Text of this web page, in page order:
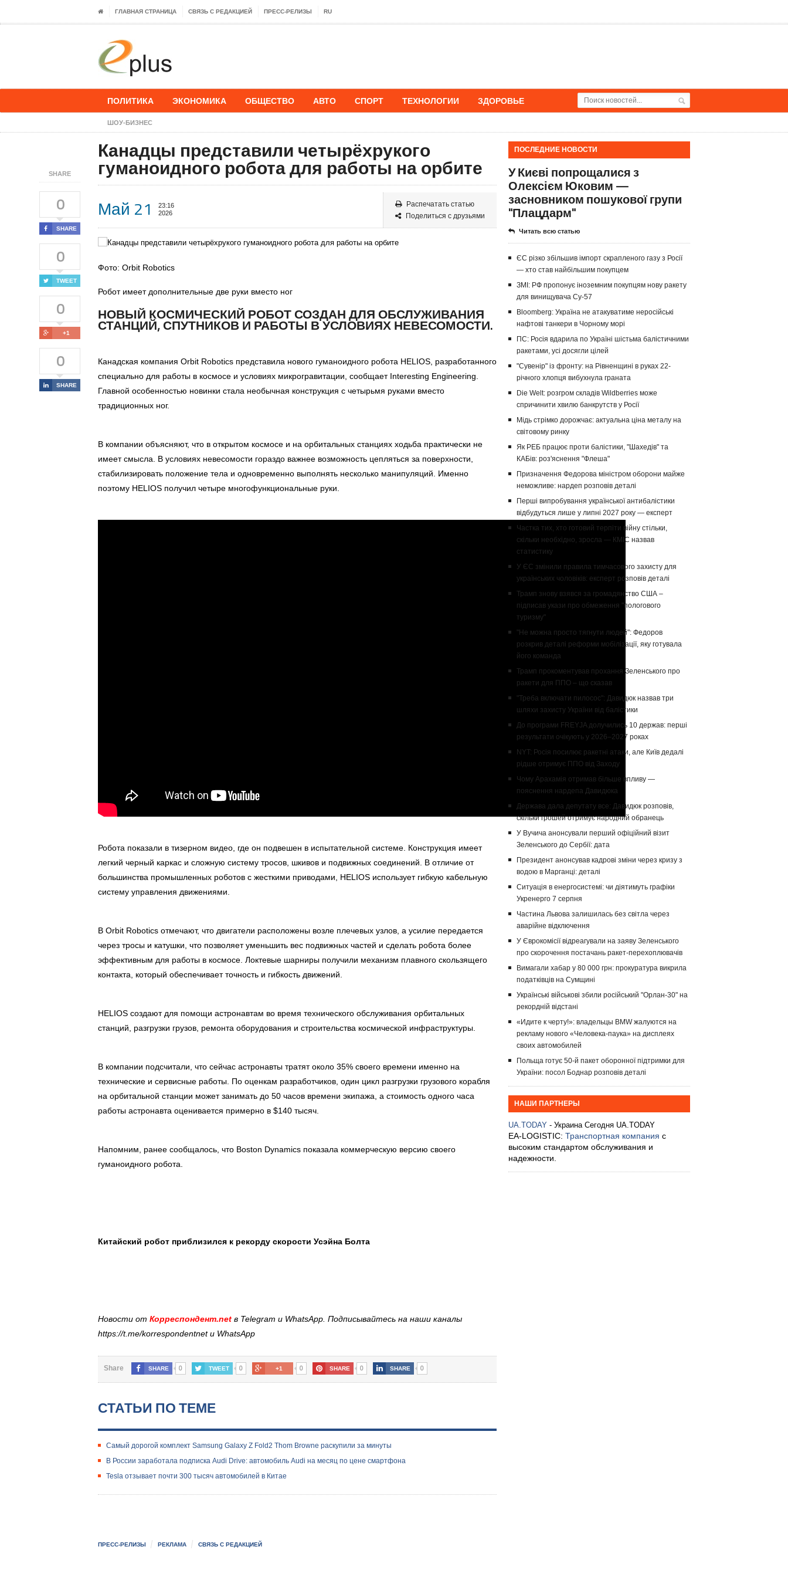
ГЛАВНАЯ СТРАНИЦА СВЯЗЬ С РЕДАКЦИЕЙ ПРЕСС-РЕЛИЗЫ RU
ПОЛИТИКА ЭКОНОМИКА ОБЩЕСТВО АВТО СПОРТ ТЕХНОЛОГИИ ЗДОРОВЬЕ
ШОУ-БИЗНЕС
SHARE
0
SHARE
0
TWEET
0
+1
0
SHARE
Канадцы представили четырёхрукого
гуманоидного робота для работы на орбите
Май 21
23:16
2026
Распечатать статью
Поделиться с друзьями
Фото: Orbit Robotics
Робот имеет дополнительные две руки вместо ног
НОВЫЙ КОСМИЧЕСКИЙ РОБОТ СОЗДАН ДЛЯ ОБСЛУЖИВАНИЯ
СТАНЦИЙ, СПУТНИКОВ И РАБОТЫ В УСЛОВИЯХ НЕВЕСОМОСТИ.
Канадская компания Orbit Robotics представила нового гуманоидного робота HELIOS, разработанного
специально для работы в космосе и условиях микрогравитации, сообщает Interesting Engineering.
Главной особенностью новинки стала необычная конструкция с четырьмя руками вместо
традиционных ног.
В компании объясняют, что в открытом космосе и на орбитальных станциях ходьба практически не
имеет смысла. В условиях невесомости гораздо важнее возможность цепляться за поверхности,
стабилизировать положение тела и одновременно выполнять несколько манипуляций. Именно
поэтому HELIOS получил четыре многофункциональные руки.
Робота показали в тизерном видео, где он подвешен в испытательной системе. Конструкция имеет
легкий черный каркас и сложную систему тросов, шкивов и подвижных соединений. В отличие от
большинства промышленных роботов с жесткими приводами, HELIOS использует гибкую кабельную
систему управления движениями.
В Orbit Robotics отмечают, что двигатели расположены возле плечевых узлов, а усилие передается
через тросы и катушки, что позволяет уменьшить вес подвижных частей и сделать робота более
эффективным для работы в космосе. Локтевые шарниры получили механизм плавного скользящего
контакта, который обеспечивает точность и гибкость движений.
HELIOS создают для помощи астронавтам во время технического обслуживания орбитальных
станций, разгрузки грузов, ремонта оборудования и строительства космической инфраструктуры.
В компании подсчитали, что сейчас астронавты тратят около 35% своего времени именно на
технические и сервисные работы. По оценкам разработчиков, один цикл разгрузки грузового корабля
на орбитальной станции может занимать до 50 часов времени экипажа, а стоимость одного часа
работы астронавта оценивается примерно в $140 тысяч.
Напомним, ранее сообщалось, что Boston Dynamics показала коммерческую версию своего
гуманоидного робота.
Китайский робот приблизился к рекорду скорости Усэйна Болта
Новости от Корреспондент.net в Telegram и WhatsApp. Подписывайтесь на наши каналы
https://t.me/korrespondentnet и WhatsApp
Share SHARE 0 TWEET 0 +1 0 SHARE 0 SHARE 0
СТАТЬИ ПО ТЕМЕ
Самый дорогой комплект Samsung Galaxy Z Fold2 Thom Browne раскупили за минуты
В России заработала подписка Audi Drive: автомобиль Audi на месяц по цене смартфона
Tesla отзывает почти 300 тысяч автомобилей в Китае
ПОСЛЕДНИЕ НОВОСТИ
У Києві попрощалися з
Олексієм Юковим —
засновником пошукової групи
"Плацдарм"
Читать всю статью
ЄС різко збільшив імпорт скрапленого газу з Росії
— хто став найбільшим покупцем
ЗМІ: РФ пропонує іноземним покупцям нову ракету
для винищувача Су-57
Bloomberg: Україна не атакуватиме неросійські
нафтові танкери в Чорному морі
ПС: Росія вдарила по Україні шістьма балістичними
ракетами, усі досягли цілей
"Сувенір" із фронту: на Рівненщині в руках 22-
річного хлопця вибухнула граната
Die Welt: розгром складів Wildberries може
спричинити хвилю банкрутств у Росії
Мідь стрімко дорожчає: актуальна ціна металу на
світовому ринку
Як РЕБ працює проти балістики, "Шахедів" та
КАБів: роз'яснення "Флеша"
Призначення Федорова міністром оборони майже
неможливе: нардеп розповів деталі
Перші випробування української антибалістики
відбудуться лише у липні 2027 року — експерт
Частка тих, хто готовий терпіти війну стільки,
скільки необхідно, зросла — КМІС назвав
статистику
У ЄС змінили правила тимчасового захисту для
українських чоловіків: експерт розповів деталі
Трамп знову взявся за громадянство США –
підписав укази про обмеження "пологового
туризму"
"Не можна просто тягнути людей": Федоров
розкрив деталі реформи мобілізації, яку готувала
його команда
Трамп прокоментував прохання Зеленського про
ракети для ППО – що сказав
"Треба включати пилосос": Давидюк назвав три
шляхи захисту України від балістики
До програми FREYJA долучились 10 держав: перші
результати очікують у 2026–2027 роках
NYT: Росія посилює ракетні атаки, але Київ дедалі
рідше отримує ППО від Заходу
Чому Арахамія отримав більше впливу —
пояснення нардепа Давидюка
Держава дала депутату все: Давидюк розповів,
скільки грошей отримує народний обранець
У Вучича анонсували перший офіційний візит
Зеленського до Сербії: дата
Президент анонсував кадрові зміни через кризу з
водою в Марганці: деталі
Ситуація в енергосистемі: чи діятимуть графіки
Укренерго 7 серпня
Частина Львова залишилась без світла через
аварійне відключення
У Єврокомісії відреагували на заяву Зеленського
про скорочення постачань ракет-перехоплювачів
Вимагали хабар у 80 000 грн: прокуратура викрила
податківців на Сумщині
Українські військові збили російський "Орлан-30" на
рекордній відстані
«Идите к черту!»: владельцы BMW жалуются на
рекламу нового «Человека-паука» на дисплеях
своих автомобилей
Польща готує 50-й пакет оборонної підтримки для
України: посол Боднар розповів деталі
НАШИ ПАРТНЕРЫ
UA.TODAY - Украина Сегодня UA.TODAY
EA-LOGISTIC: Транспортная компания с
высоким стандартом обслуживания и
надежности.
ПРЕСС-РЕЛИЗЫ РЕКЛАМА СВЯЗЬ С РЕДАКЦИЕЙ